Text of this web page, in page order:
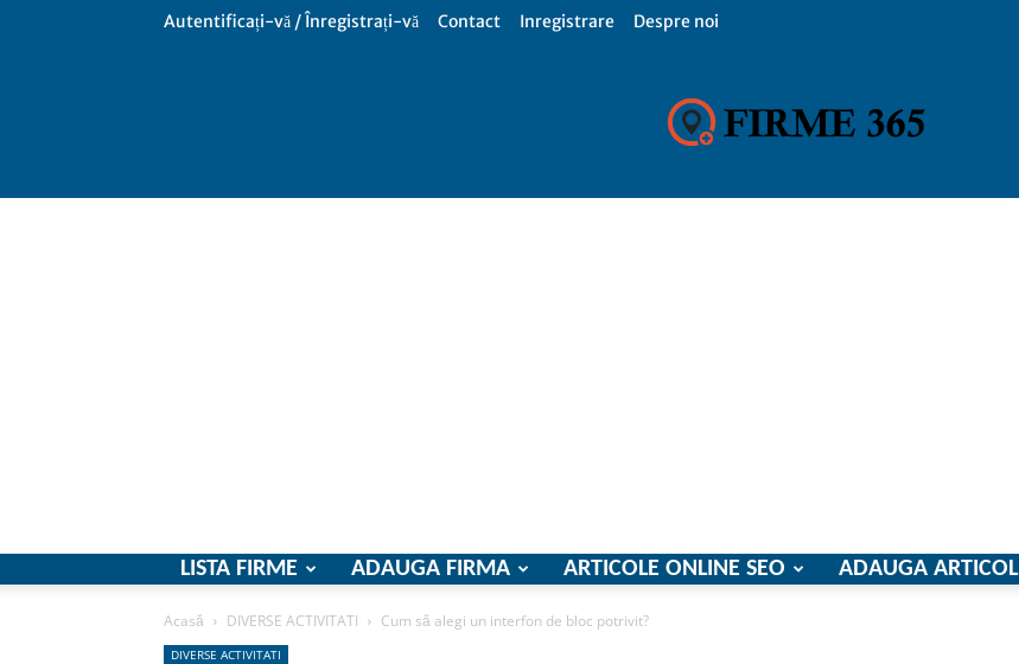
Autentificați-vă / Înregistrați-vă Contact Inregistrare Despre noi
LISTA FIRME ADAUGA FIRMA ARTICOLE ONLINE SEO ADAUGA ARTICOL
Acasă DIVERSE ACTIVITATI Cum să alegi un interfon de bloc potrivit?
DIVERSE ACTIVITATI